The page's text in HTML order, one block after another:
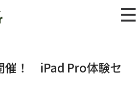
重で開催！ iPad Pro体験セミナー
催！ iPad Pro体験セ